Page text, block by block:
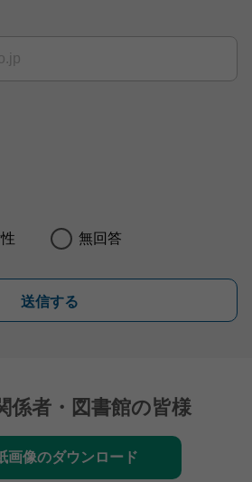
無回答
送信する
係者・図書館の皆様
画像のダウンロード